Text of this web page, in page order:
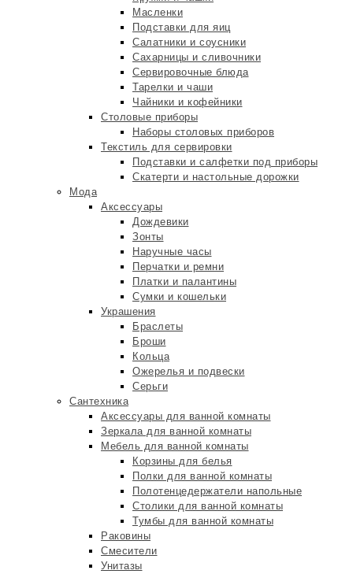
Масленки
Подставки для яиц
Салатники и соусники
Сахарницы и сливочники
Сервировочные блюда
Тарелки и чаши
Чайники и кофейники
Столовые приборы
Наборы столовых приборов
Текстиль для сервировки
Подставки и салфетки под приборы
Скатерти и настольные дорожки
Мода
Аксессуары
Дождевики
Зонты
Наручные часы
Перчатки и ремни
Платки и палантины
Сумки и кошельки
Украшения
Браслеты
Броши
Кольца
Ожерелья и подвески
Серьги
Сантехника
Аксессуары для ванной комнаты
Зеркала для ванной комнаты
Мебель для ванной комнаты
Корзины для белья
Полки для ванной комнаты
Полотенцедержатели напольные
Столики для ванной комнаты
Тумбы для ванной комнаты
Раковины
Смесители
Унитазы